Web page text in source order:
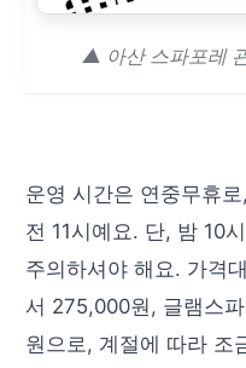
▲ 아산 스파포레
운영 시간은 연중무휴
전 11시예요. 단, 밤 10
주의하셔야 해요. 가격
서 275,000원, 글램스
원으로, 계절에 따라 조